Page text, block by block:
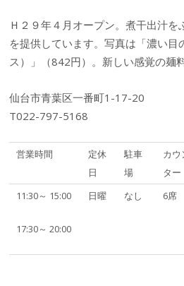
Ｈ２９年４月オープン。煮干出汁
を提供しています。写真は「濃い目
ス）」（842円）。新しい感覚の麺
仙台市青葉区一番町1-17-20
T022-797-5168
営業時間
定休
日
駐車
場
カウ
ター
11:30～ 15:00
17:30～ 20:00
日曜 なし 6席